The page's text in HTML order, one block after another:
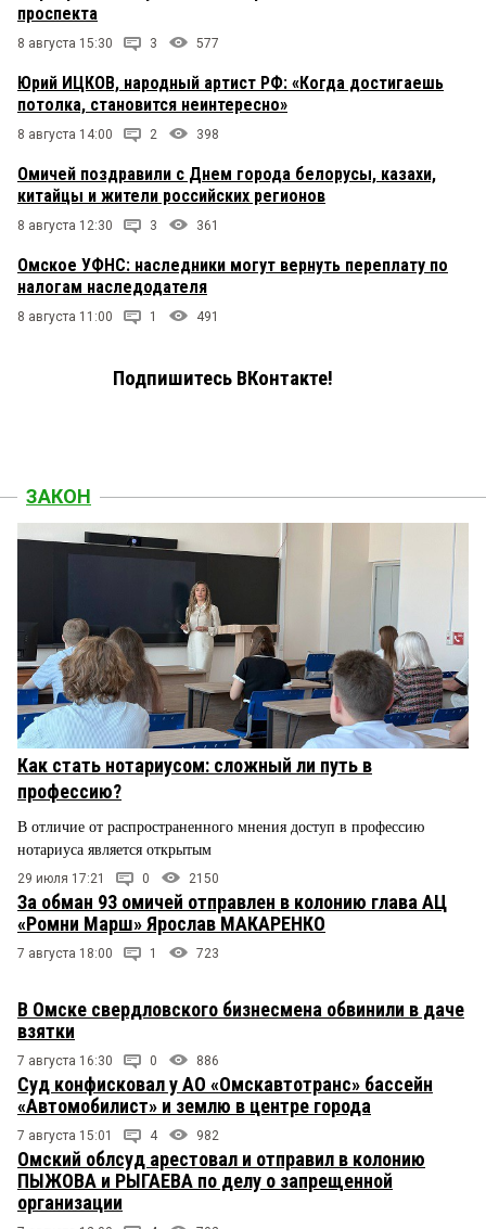
проспекта
8 августа 15:30 3 577
Юрий ИЦКОВ, народный артист РФ: «Когда достигаешь
потолка, становится неинтересно»
8 августа 14:00 2 398
Омичей поздравили с Днем города белорусы, казахи,
китайцы и жители российских регионов
8 августа 12:30 3 361
Омское УФНС: наследники могут вернуть переплату по
налогам наследодателя
8 августа 11:00 1 491
Подпишитесь ВКонтакте!
ЗАКОН
Как стать нотариусом: сложный ли путь в
профессию?
В отличие от распространенного мнения доступ в профессию
нотариуса является открытым
29 июля 17:21 0 2150
За обман 93 омичей отправлен в колонию глава АЦ
«Ромни Марш» Ярослав МАКАРЕНКО
7 августа 18:00 1 723
В Омске свердловского бизнесмена обвинили в даче
взятки
7 августа 16:30 0 886
Суд конфисковал у АО «Омскавтотранс» бассейн
«Автомобилист» и землю в центре города
7 августа 15:01 4 982
Омский облсуд арестовал и отправил в колонию
ПЫЖОВА и РЫГАЕВА по делу о запрещенной
организации